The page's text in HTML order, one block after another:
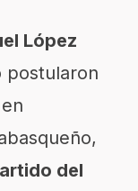
López
postularon
del